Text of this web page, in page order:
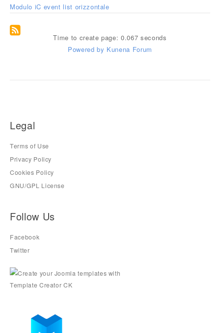
Modulo iC event list orizzontale
Time to create page: 0.067 seconds
Powered by Kunena Forum
Legal
Terms of Use
Privacy Policy
Cookies Policy
GNU/GPL License
Follow Us
Facebook
Twitter